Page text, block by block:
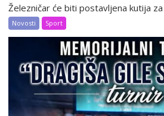
Železničar će biti postavljena kutija
Novosti Sport